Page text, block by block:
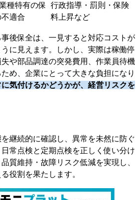
種特有の保
適合
行政指導・罰則・保険
料上昇など
後保全は、一見すると対応コストが
に見えます。しかし、実際は稼働停
や部品調達の突発費用、作業員待機
め、企業にとって大きな負担になり
気付けるかどうかが、経営リスクを
継続的に確認し、異常を未然に防ぐ
常点検と定期点検を正しく使い分け
質維持・故障リスク低減を実現し、
役割を果たします。